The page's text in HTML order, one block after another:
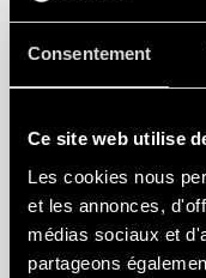
Consentement
Ce site web utilise
Les cookies nous
et les annonces,
médias sociaux et
partageons